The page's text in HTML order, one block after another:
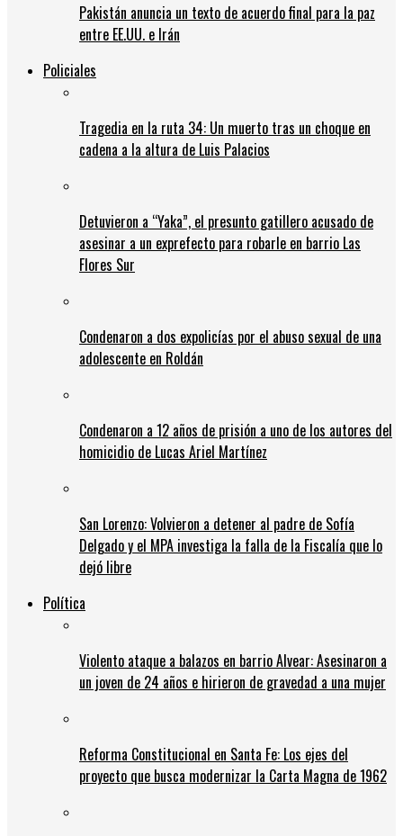
Pakistán anuncia un texto de acuerdo final para la paz
entre EE.UU. e Irán
Policiales
Tragedia en la ruta 34: Un muerto tras un choque en
cadena a la altura de Luis Palacios
Detuvieron a “Yaka”, el presunto gatillero acusado de
asesinar a un exprefecto para robarle en barrio Las
Flores Sur
Condenaron a dos expolicías por el abuso sexual de una
adolescente en Roldán
Condenaron a 12 años de prisión a uno de los autores del
homicidio de Lucas Ariel Martínez
San Lorenzo: Volvieron a detener al padre de Sofía
Delgado y el MPA investiga la falla de la Fiscalía que lo
dejó libre
Política
Violento ataque a balazos en barrio Alvear: Asesinaron a
un joven de 24 años e hirieron de gravedad a una mujer
Reforma Constitucional en Santa Fe: Los ejes del
proyecto que busca modernizar la Carta Magna de 1962